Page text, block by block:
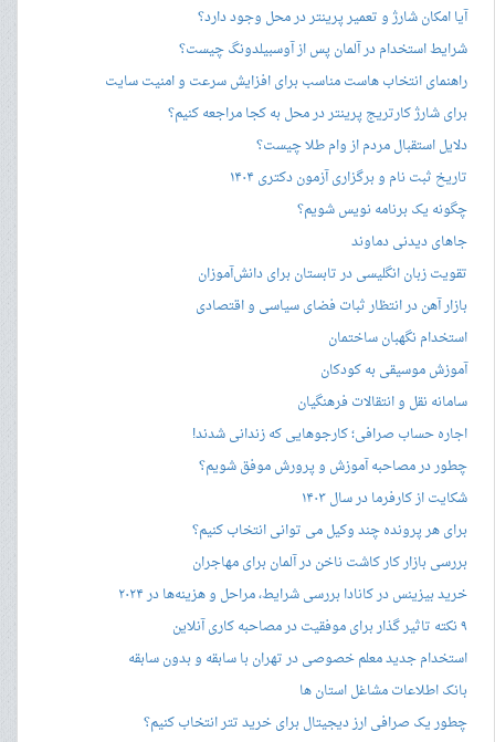
آیا امکان شارژ و تعمیر پرینتر در محل وجود دارد؟
شرایط استخدام در آلمان پس از آوسبیلدونگ چیست؟
راهنمای انتخاب هاست مناسب برای افزایش سرعت و امنیت سایت
برای شارژ کارتریج پرینتر در محل به کجا مراجعه کنیم؟
دلایل استقبال مردم از وام طلا چیست؟
تاریخ ثبت نام و برگزاری آزمون دکتری ۱۴۰۴
چگونه یک برنامه نویس شویم؟
جاهای دیدنی دماوند
تقویت زبان انگلیسی در تابستان برای دانش‌آموزان
بازار آهن در انتظار ثبات فضای سیاسی و اقتصادی
استخدام نگهبان ساختمان
آموزش موسیقی به کودکان
سامانه نقل و انتقالات فرهنگیان
اجاره حساب صرافی؛ کارجوهایی که زندانی شدند!
چطور در مصاحبه‌ آموزش و پرورش موفق شویم؟
شکایت از کارفرما در سال ۱۴۰۳
برای هر پرونده چند وکیل می توانی انتخاب کنیم؟
بررسی بازار کار کاشت ناخن در آلمان برای مهاجران
خرید بیزینس در کانادا بررسی شرایط، مراحل و هزینه‌ها در ۲۰۲۴
۹ نکته تاثیر گذار برای موفقیت در مصاحبه کاری آنلاین
استخدام جدید معلم خصوصی در تهران با سابقه و بدون سابقه
بانک اطلاعات مشاغل استان ها
چطور یک صرافی ارز دیجیتال برای خرید تتر انتخاب کنیم؟